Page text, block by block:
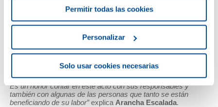
Permitir todas las cookies
Personalizar
Solo usar cookies necesarias
Mediaset España, a través de Valor Mediaset España
proyecto con el que colabora el grupo audiovisual.
“Los Premios ON son un nuevo paso adelante en el
forma en que nos relacionamos con las asociaciones que
apoya Reale Foundation. Reconocemos su trabajo y
apostamos por estar cerca de ellas, tejiendo una plataforma
común para todos estos proyectos que los haga más visibles.
Es un honor contar en este acto con sus responsables y
también con algunas de las personas que tanto se están
beneficiando de su labor”explica Arancha Escalada.